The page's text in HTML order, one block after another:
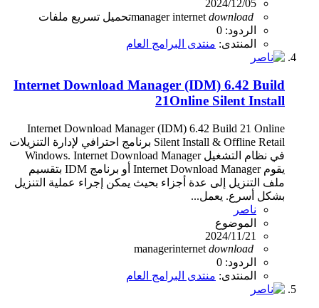
2024/12/05
download
internet
managerتحميل تسريع ملفات
الردود: 0
المنتدى: منتدى البرامج العام
Internet Download Manager (IDM) 6.42 Build
21Online Silent Install
Internet Download Manager (IDM) 6.42 Build 21 Online
Silent Install & Offline Retail برنامج احترافي لإدارة التنزيلات
في نظام التشغيل Windows. Internet Download Manager
يقوم Internet Download Manager أو برنامج IDM بتقسيم
ملف التنزيل إلى عدة أجزاء بحيث يمكن إجراء عملية التنزيل
بشكل أسرع. يعمل...
ناصر
الموضوع
2024/11/21
download
internet
manager
الردود: 0
المنتدى: منتدى البرامج العام